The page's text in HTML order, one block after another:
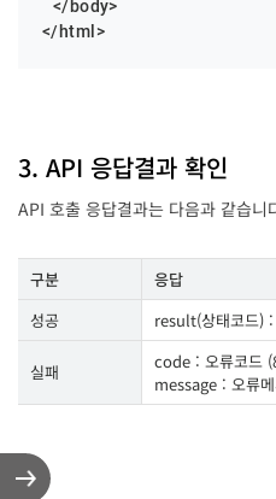
  </body>
</html>
3. API 응답결과 확인
API 호출 응답결과는 다음과 같습니
구분
응답
성공
result(상태코드)
실패 code : 오류코드
message : 오류